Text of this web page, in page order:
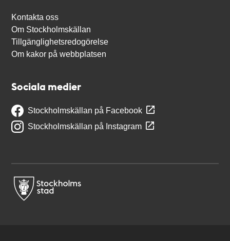
Kontakta oss
Om Stockholmskällan
Tillgänglighetsredogörelse
Om kakor på webbplatsen
Sociala medier
Stockholmskällan på Facebook
Stockholmskällan på Instagram